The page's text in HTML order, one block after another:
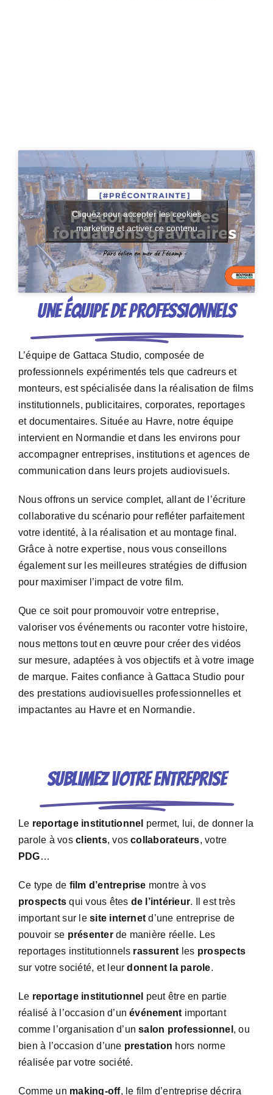
Cliquez pour accepter les cookies
marketing et activer ce contenu
Une équipe de professionnels
L’équipe de Gattaca Studio, composée de
professionnels expérimentés tels que cadreurs et
monteurs, est spécialisée dans la réalisation de films
institutionnels, publicitaires, corporates, reportages
et documentaires. Située au Havre, notre équipe
intervient en Normandie et dans les environs pour
accompagner entreprises, institutions et agences de
communication dans leurs projets audiovisuels.
Nous offrons un service complet, allant de l’écriture
collaborative du scénario pour refléter parfaitement
votre identité, à la réalisation et au montage final.
Grâce à notre expertise, nous vous conseillons
également sur les meilleures stratégies de diffusion
pour maximiser l’impact de votre film.
Que ce soit pour promouvoir votre entreprise,
valoriser vos événements ou raconter votre histoire,
nous mettons tout en œuvre pour créer des vidéos
sur mesure, adaptées à vos objectifs et à votre image
de marque. Faites confiance à Gattaca Studio pour
des prestations audiovisuelles professionnelles et
impactantes au Havre et en Normandie.
Sublimez votre entreprise
Le reportage institutionnel permet, lui, de donner la
parole à vosclients, voscollaborateurs, votre
PDG…
Ce type de film d’entreprise montre à vos
prospects qui vous êtes de l’intérieur. Il est très
important sur lesite internet d’une entreprise de
pouvoir se présenterde manière réelle. Les
reportages institutionnels rassurent les prospects
sur votre société, et leurdonnent la parole.
Le reportage institutionnel peut être en partie
réalisé à l’occasion d’unévénement important
comme l’organisation d’unsalon professionnel , ou
bien à l’occasion d’une prestation hors norme
réalisée par votre société.
Comme un making-off, le film d’entreprise décrira